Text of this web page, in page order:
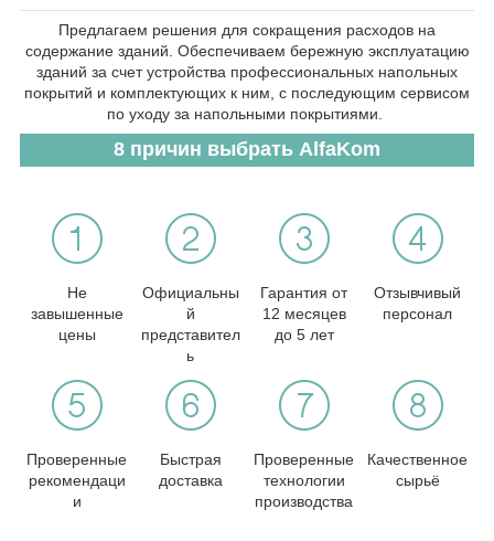
Предлагаем решения для сокращения расходов на
содержание зданий. Обеспечиваем бережную эксплуатацию
зданий за счет устройства профессиональных напольных
покрытий и комплектующих к ним, с последующим сервисом
по уходу за напольными покрытиями.
8 причин выбрать AlfaKom
Не
завышенные
цены
Официальны
й
представител
ь
Гарантия от
12 месяцев
до 5 лет
Отзывчивый
персонал
Проверенные
рекомендаци
и
Быстрая
доставка
Проверенные
технологии
производства
Качественное
сырьё